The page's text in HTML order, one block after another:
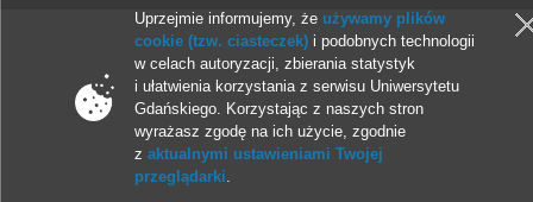
Uprzejmie informujemy, że używamy plików
cookie (tzw. ciasteczek) i podobnych technologii
w celach autoryzacji, zbierania statystyk
i ułatwienia korzystania z serwisu Uniwersytetu
Gdańskiego. Korzystając z naszych stron
wyrażasz zgodę na ich użycie, zgodnie
zaktualnymi ustawieniami Twojej
przeglądarki.